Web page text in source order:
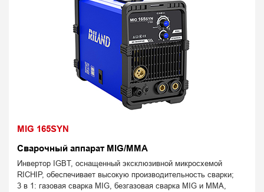
MIG 165SYN
Сварочный аппарат MIG/MMA
Инвертор IGBT, оснащенный эксклюзивной микросхемой
RICHIP, обеспечивает высокую производительность сварки;
3 в 1: газовая сварка MIG, безгазовая сварка MIG и MMA,